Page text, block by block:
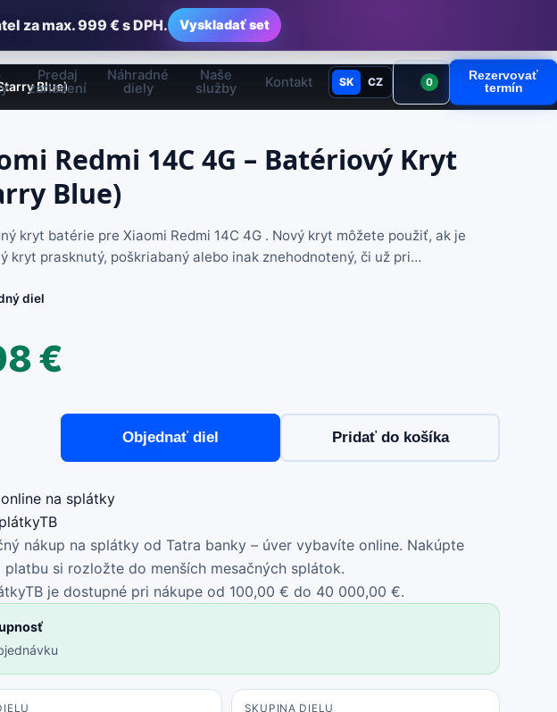
za max. 999 € s DPH. Vyskladať set
Predaj
zariadení
Náhradné
diely
Naše
služby
Kontakt SK CZ 0
Rezervovať
termín
Blue)
Redmi 14C 4G – Batériový Kryt
Blue)
kryt batérie pre Xiaomi Redmi 14C 4G . Nový kryt môžete použiť, ak je
kryt prasknutý, poškriabaný alebo inak znehodnotený, či už pri…
diel
€
Objednať diel Pridať do košíka
na splátky
nákup na splátky od Tatra banky – úver vybavíte online. Nakúpte
platbu si rozložte do menších mesačných splátok.
je dostupné pri nákupe od 100,00 € do 40 000,00 €.
SKUPINA DIELU